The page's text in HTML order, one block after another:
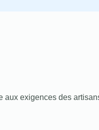
aux exigences des